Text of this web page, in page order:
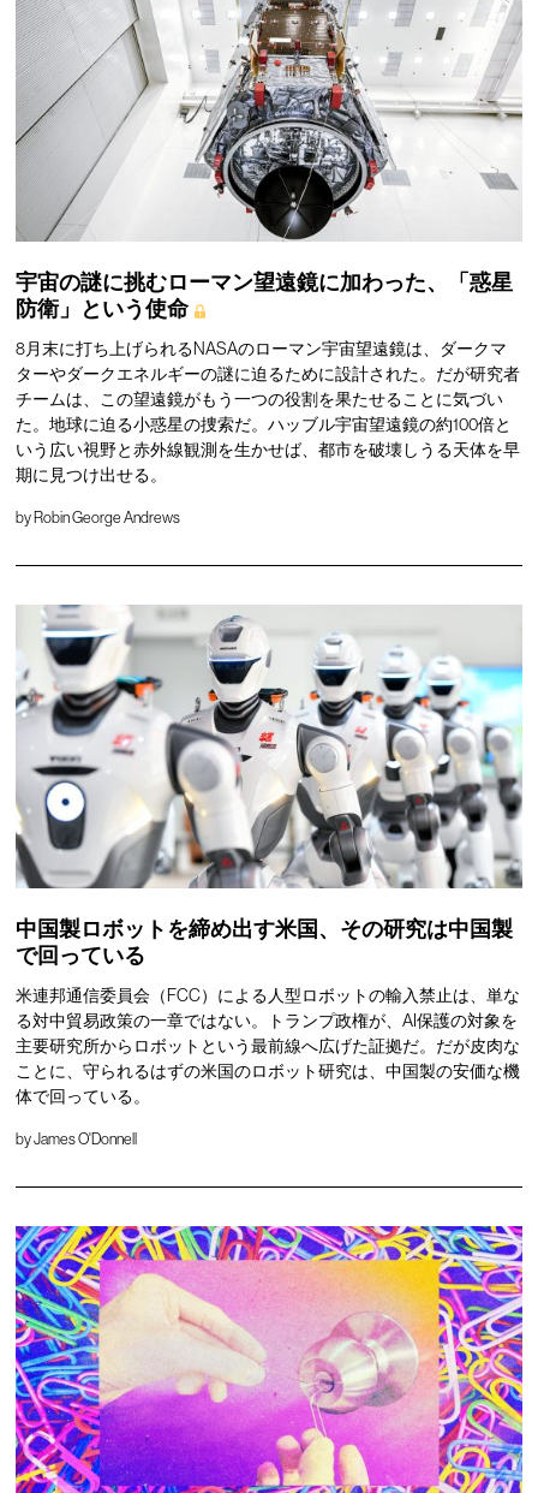
宇宙の謎に挑むローマン望遠鏡に加わった、「惑星
防衛」という使命
8月末に打ち上げられるNASAのローマン宇宙望遠鏡は、ダークマ
ターやダークエネルギーの謎に迫るために設計された。だが研究者
チームは、この望遠鏡がもう一つの役割を果たせることに気づい
た。地球に迫る小惑星の捜索だ。ハッブル宇宙望遠鏡の約100倍と
いう広い視野と赤外線観測を生かせば、都市を破壊しうる天体を早
期に見つけ出せる。
byRobin George Andrews
中国製ロボットを締め出す米国、その研究は中国製
で回っている
米連邦通信委員会（FCC）による人型ロボットの輸入禁止は、単な
る対中貿易政策の一章ではない。トランプ政権が、AI保護の対象を
主要研究所からロボットという最前線へ広げた証拠だ。だが皮肉な
ことに、守られるはずの米国のロボット研究は、中国製の安価な機
体で回っている。
byJames O'Donnell